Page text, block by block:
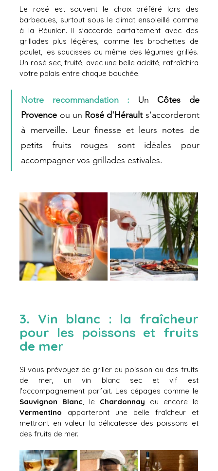
Le rosé est souvent le choix préféré lors des
barbecues, surtout sous le climat ensoleillé comme
à la Réunion. Il s'accorde parfaitement avec des
grillades plus légères, comme les brochettes de
poulet, les saucisses ou même des légumes grillés.
Un rosé sec, fruité, avec une belle acidité, rafraîchira
votre palais entre chaque bouchée.
Notre recommandation : Un Côtes de
Provence ou un Rosé d'Hérault s'accorderont
à merveille. Leur finesse et leurs notes de
petits fruits rouges sont idéales pour
accompagner vos grillades estivales.
3. Vin blanc : la fraîcheur
pour les poissons et fruits
de mer
Si vous prévoyez de griller du poisson ou des fruits
de mer, un vin blanc sec et vif est
Sauvignon Blanc , le Chardonnay
Vermentino apporteront une belle fraîcheur et
mettront en valeur la délicatesse des poissons et
des fruits de mer.